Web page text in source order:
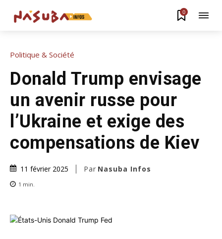
0
Politique & Société
Donald Trump envisage
un avenir russe pour
l’Ukraine et exige des
compensations de Kiev
11 février 2025 Par Nasuba Infos
1 min.